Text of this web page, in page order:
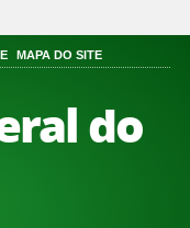
MAPA DO SITE
do